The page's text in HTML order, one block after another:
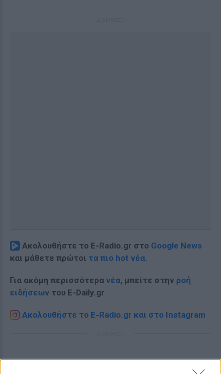
Ακολουθήστε το E-Radio.gr στο Google News
και μάθετε πρώτοι τα πιο hot νέα.
Για ακόμη περισσότερα νέα, μπείτε στην ροή
ειδήσεων του E-Daily.gr
Ακολουθήστε το E-Radio.gr και στο Instagram